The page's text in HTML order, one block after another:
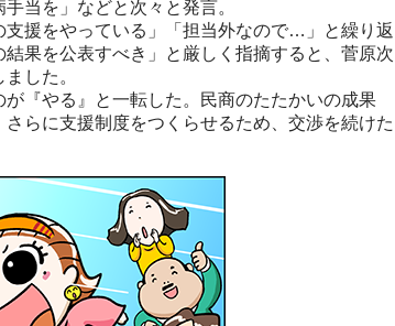
当を」などと次々と発言。
援をやっている」「担当外なので…」と繰り返
果を公表すべき」と厳しく指摘すると、菅原次
した。
『やる』と一転した。民商のたたかいの成果
らに支援制度をつくらせるため、交渉を続けた